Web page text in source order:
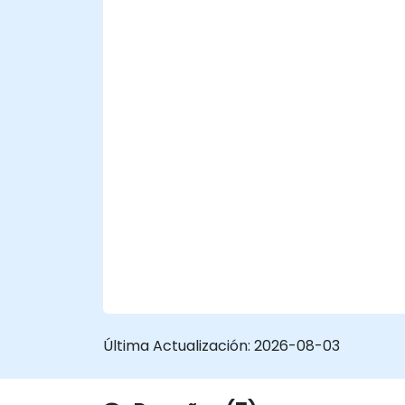
Última Actualización: 2026-08-03